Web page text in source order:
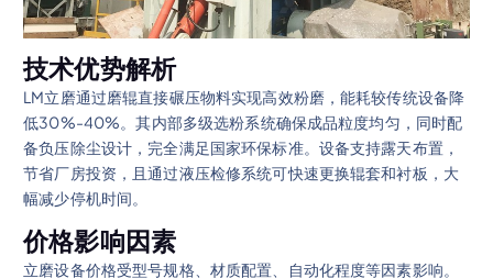
技术优势解析
LM立磨通过磨辊直接碾压物料实现高效粉磨，能耗较传统设备降
低30%-40%。其内部多级选粉系统确保成品粒度均匀，同时配
备负压除尘设计，完全满足国家环保标准。设备支持露天布置，
节省厂房投资，且通过液压检修系统可快速更换辊套和衬板，大
幅减少停机时间。
价格影响因素
立磨设备价格受型号规格、材质配置、自动化程度等因素影响。